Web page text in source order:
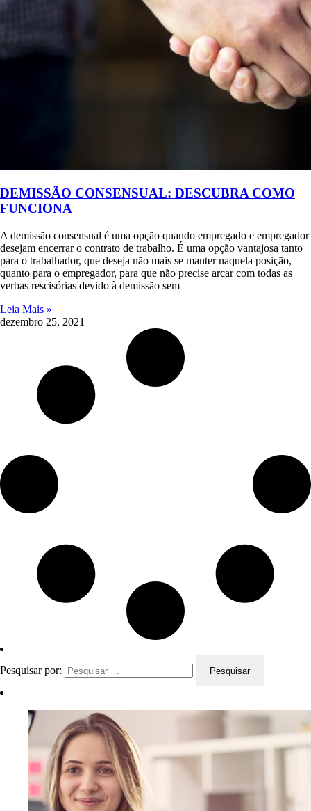
DEMISSÃO CONSENSUAL: DESCUBRA COMO
FUNCIONA
A demissão consensual é uma opção quando empregado e empregador
desejam encerrar o contrato de trabalho. É uma opção vantajosa tanto
para o trabalhador, que deseja não mais se manter naquela posição,
quanto para o empregador, para que não precise arcar com todas as
verbas rescisórias devido à demissão sem
Leia Mais »
dezembro 25, 2021
Pesquisar por: